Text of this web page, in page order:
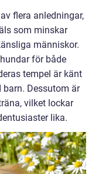
flera anledningar,
som minskar
människor.
för både
tempel är känt
Dessutom är
vilket lockar
lika.